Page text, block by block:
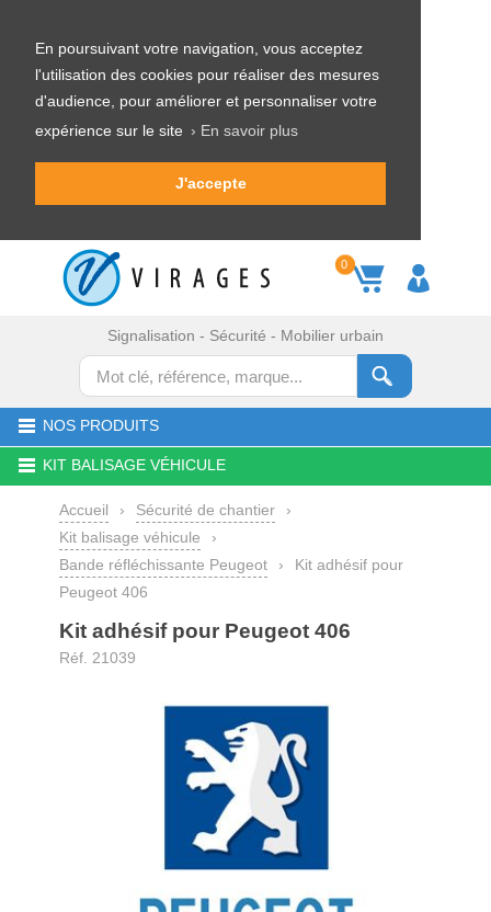
En poursuivant votre navigation, vous acceptez
l'utilisation des cookies pour réaliser des mesures
d'audience, pour améliorer et personnaliser votre
expérience sur le site › En savoir plus
J'accepte
0
Signalisation - Sécurité - Mobilier urbain
NOS PRODUITS
KIT BALISAGE VÉHICULE
Accueil › Sécurité de chantier
›
Kit balisage véhicule
›
Bande réfléchissante Peugeot
›
Kit adhésif pour
Peugeot 406
Kit adhésif pour Peugeot 406
Réf. 21039